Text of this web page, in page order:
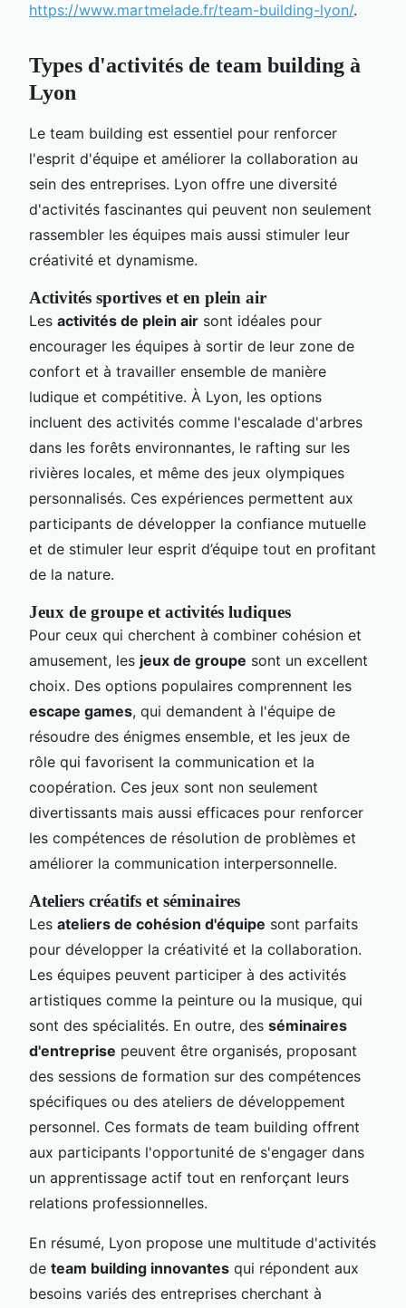
https://www.martmelade.fr/team-building-lyon/.
Types d'activités de team building à
Lyon
Le team building est essentiel pour renforcer
l'esprit d'équipe et améliorer la collaboration au
sein des entreprises. Lyon offre une diversité
d'activités fascinantes qui peuvent non seulement
rassembler les équipes mais aussi stimuler leur
créativité et dynamisme.
Activités sportives et en plein air
Les activités de plein air sont idéales pour
encourager les équipes à sortir de leur zone de
confort et à travailler ensemble de manière
ludique et compétitive. À Lyon, les options
incluent des activités comme l'escalade d'arbres
dans les forêts environnantes, le rafting sur les
rivières locales, et même des jeux olympiques
personnalisés. Ces expériences permettent aux
participants de développer la confiance mutuelle
et de stimuler leur esprit d’équipe tout en profitant
de la nature.
Jeux de groupe et activités ludiques
Pour ceux qui cherchent à combiner cohésion et
amusement, les jeux de groupe sont un excellent
choix. Des options populaires comprennent les
escape games, qui demandent à l'équipe de
résoudre des énigmes ensemble, et les jeux de
rôle qui favorisent la communication et la
coopération. Ces jeux sont non seulement
divertissants mais aussi efficaces pour renforcer
les compétences de résolution de problèmes et
améliorer la communication interpersonnelle.
Ateliers créatifs et séminaires
Les ateliers de cohésion d'équipe sont parfaits
pour développer la créativité et la collaboration.
Les équipes peuvent participer à des activités
artistiques comme la peinture ou la musique, qui
sont des spécialités. En outre, des séminaires
d'entreprise peuvent être organisés, proposant
des sessions de formation sur des compétences
spécifiques ou des ateliers de développement
personnel. Ces formats de team building offrent
aux participants l'opportunité de s'engager dans
un apprentissage actif tout en renforçant leurs
relations professionnelles.
En résumé, Lyon propose une multitude d'activités
de team building innovantes qui répondent aux
besoins variés des entreprises cherchant à